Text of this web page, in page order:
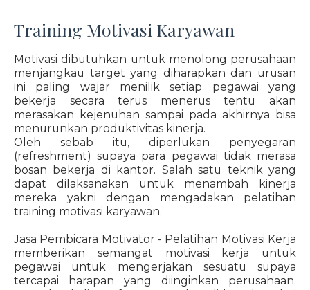
Training Motivasi Karyawan
Motivasi dibutuhkan untuk menolong perusahaan
menjangkau target yang diharapkan dan urusan
ini paling wajar menilik setiap pegawai yang
bekerja secara terus menerus tentu akan
merasakan kejenuhan sampai pada akhirnya bisa
menurunkan produktivitas kinerja.
Oleh sebab itu, diperlukan penyegaran
(refreshment) supaya para pegawai tidak merasa
bosan bekerja di kantor. Salah satu teknik yang
dapat dilaksanakan untuk menambah kinerja
mereka yakni dengan mengadakan pelatihan
training motivasi karyawan.
Jasa Pembicara Motivator - Pelatihan Motivasi Kerja
memberikan semangat motivasi kerja untuk
pegawai untuk mengerjakan sesuatu supaya
tercapai harapan yang diinginkan perusahaan.